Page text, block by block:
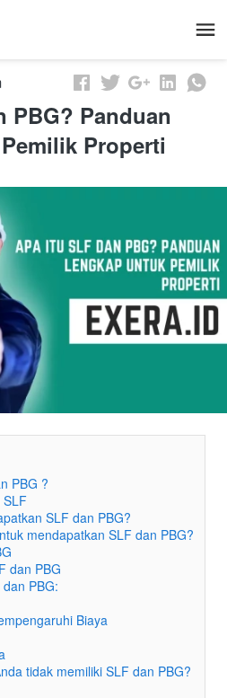
PBG? Panduan
Properti
PBG ?
SLF
SLF dan PBG?
mendapatkan SLF dan PBG?
dan PBG
PBG:
Biaya
tidak memiliki SLF dan PBG?